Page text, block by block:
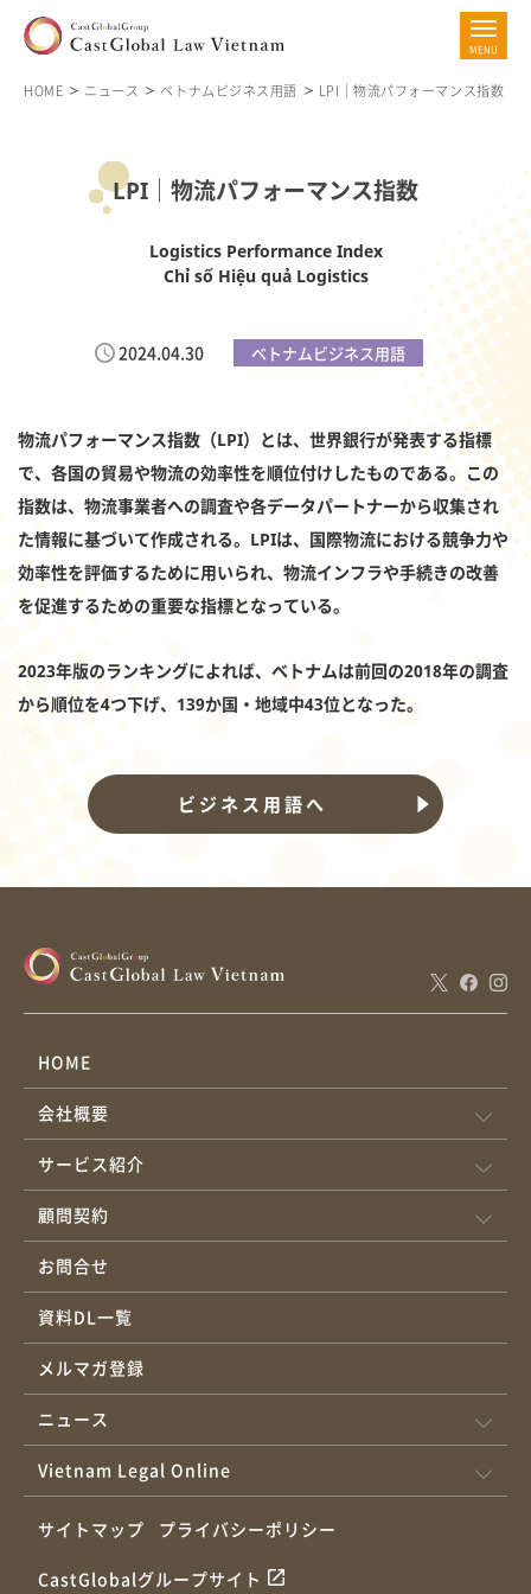
HOME ニュース ベトナムビジネス用語 LPI｜物流パフォーマンス指数
LPI｜物流パフォーマンス指数
Logistics Performance Index
Chỉ số Hiệu quả Logistics
2024.04.30 ベトナムビジネス用語
物流パフォーマンス指数（LPI）とは、世界銀行が発表する指標
で、各国の貿易や物流の効率性を順位付けしたものである。この
指数は、物流事業者への調査や各データパートナーから収集され
た情報に基づいて作成される。LPIは、国際物流における競争力や
効率性を評価するために用いられ、物流インフラや手続きの改善
を促進するための重要な指標となっている。
2023年版のランキングによれば、ベトナムは前回の2018年の調査
から順位を4つ下げ、139か国・地域中43位となった。
ビジネス用語へ
HOME
会社概要
サービス紹介
顧問契約
お問合せ
資料DL一覧
メルマガ登録
ニュース
Vietnam Legal Online
サイトマップ プライバシーポリシー
CastGlobalグループサイト